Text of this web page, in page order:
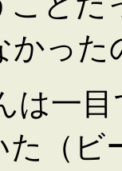
かった
は一
た（ビ